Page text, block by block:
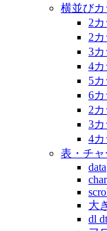
横並びカ
2
2
3
4カ
5
6カ
2
3カ
4カ
表・チャ
data
大
dl